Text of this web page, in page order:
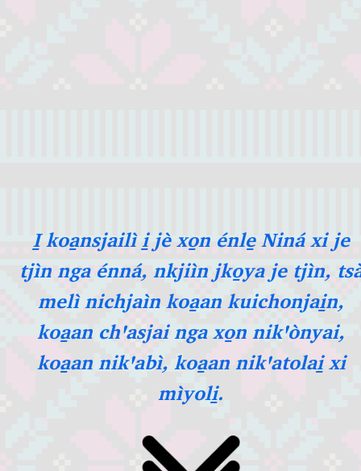
I̱ koa̱nsjailì i̱ jè xo̱n énle̱ Niná xi je
tjìn nga énná, nkjiìn jko̱ya je tjìn,
melì nichjaìn koa̱an kuichonjai̱n,
koa̱an chꞌasjai nga xo̱n nikꞌònyai,
koa̱an nikꞌabì, koa̱an nikꞌatolai̱ xi
mìyoli̱.